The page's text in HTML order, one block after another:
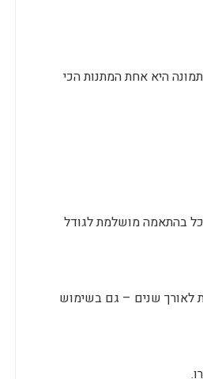
היא אחת המתנות הכי
בהתאמה מושלמת לגודל
לאורך שנים – גם בשימוש